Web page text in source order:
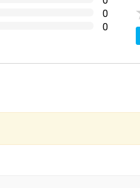
certificate
– ghidează echipa
bine.
0
0